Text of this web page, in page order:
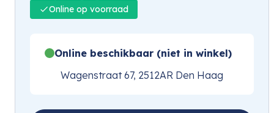
Online op voorraad
Online beschikbaar (niet in winkel)
Wagenstraat 67, 2512AR Den Haag